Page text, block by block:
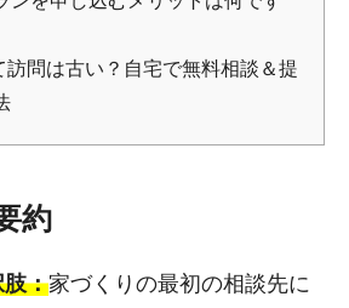
訪問は古い？自宅で無料相談＆提
約
肢：家づくりの最初の相談先に